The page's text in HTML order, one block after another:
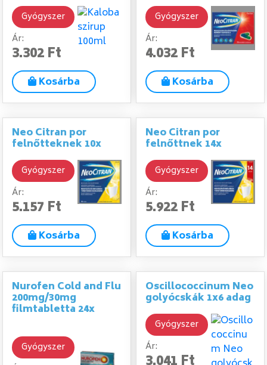
Gyógyszer
Ár:
3.302 Ft
Kosárba
Gyógyszer
Ár:
4.032 Ft
Kosárba
Neo Citran por
felnőtteknek 10x
Gyógyszer
Ár:
5.157 Ft
Kosárba
Neo Citran por
felnőttnek 14x
Gyógyszer
Ár:
5.922 Ft
Kosárba
Nurofen Cold and Flu
200mg/30mg
filmtabletta 24x
Gyógyszer
Oscillococcinum Neo
golyócskák 1x6 adag
Gyógyszer
Ár: